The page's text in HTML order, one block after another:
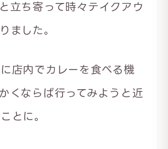
立ち寄って時々テイクアウ
ました。
店内でカレーを食べる機
くならば行ってみようと近
とに。